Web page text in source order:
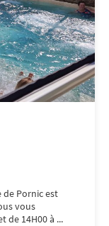
Pornic est
vous
de 14H00 à ...